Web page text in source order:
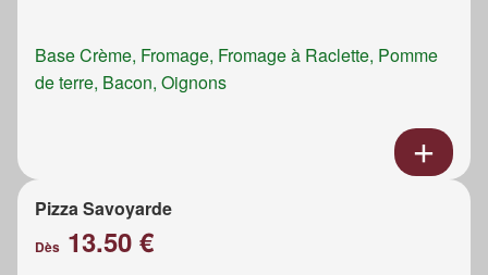
Base Crème, Fromage, Fromage à Raclette, Pomme
de terre, Bacon, Oignons
Pizza Savoyarde
Dès 13.50 €